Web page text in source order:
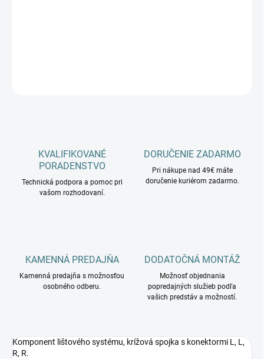
KVALIFIKOVANÉ
PORADENSTVO
Technická podpora a pomoc pri
vašom rozhodovaní.
DORUČENIE ZADARMO
Pri nákupe nad 49€ máte
doručenie kuriérom zadarmo.
KAMENNÁ PREDAJŇA
Kamenná predajňa s možnosťou
osobného odberu.
DODATOČNÁ MONTÁŽ
Možnosť objednania
popredajných služieb podľa
vašich predstáv a možností.
Komponent lištového systému, krížová spojka s konektormi L, L,
R, R.